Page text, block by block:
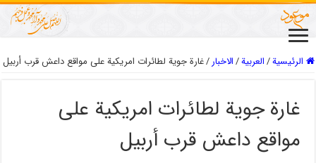
الرئيسية/العربیة/الاخبار/غارة جوية لطائرات امريكية على مواقع داعش قرب أربيل
غارة جوية لطائرات امريكية على
مواقع داعش قرب أربيل